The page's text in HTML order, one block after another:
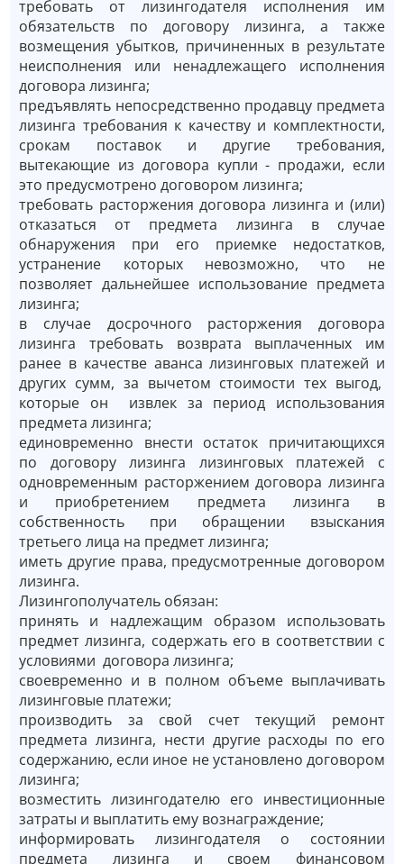
требовать от лизингодателя исполнения им
обязательств по договору лизинга, а также
возмещения убытков, причиненных в результате
неисполнения или ненадлежащего исполнения
договора лизинга;
предъявлять непосредственно продавцу предмета
лизинга требования к качеству и комплектности,
срокам поставок и другие требования,
вытекающие из договора купли - продажи, если
это предусмотрено договором лизинга;
требовать расторжения договора лизинга и (или)
отказаться от предмета лизинга в случае
обнаружения при его приемке недостатков,
устранение которых невозможно, что не
позволяет дальнейшее использование предмета
лизинга;
в случае досрочного расторжения договора
лизинга требовать возврата выплаченных им
ранее в качестве аванса лизинговых платежей и
других сумм, за вычетом стоимости тех выгод,
которые он извлек за период использования
предмета лизинга;
единовременно внести остаток причитающихся
по договору лизинга лизинговых платежей с
одновременным расторжением договора лизинга
и приобретением предмета лизинга в
собственность при обращении взыскания
третьего лица на предмет лизинга;
иметь другие права, предусмотренные договором
лизинга.
Лизингополучатель обязан:
принять и надлежащим образом использовать
предмет лизинга, содержать его в соответствии с
условиями договора лизинга;
своевременно и в полном объеме выплачивать
лизинговые платежи;
производить за свой счет текущий ремонт
предмета лизинга, нести другие расходы по его
содержанию, если иное не установлено договором
лизинга;
возместить лизингодателю его инвестиционные
затраты и выплатить ему вознаграждение;
информировать лизингодателя о состоянии
предмета лизинга и своем финансовом